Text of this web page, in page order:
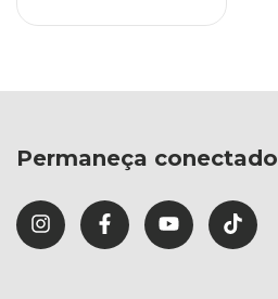
Permaneça conectado